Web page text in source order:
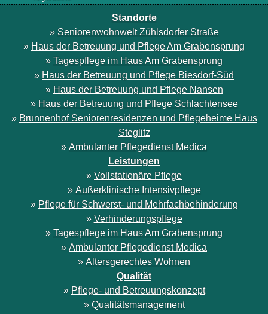
Standorte
» Seniorenwohnwelt Zühlsdorfer Straße
» Haus der Betreuung und Pflege Am Grabensprung
» Tagespflege im Haus Am Grabensprung
» Haus der Betreuung und Pflege Biesdorf-Süd
» Haus der Betreuung und Pflege Nansen
» Haus der Betreuung und Pflege Schlachtensee
» Brunnenhof Seniorenresidenzen und Pflegeheime Haus
Steglitz
» Ambulanter Pflegedienst Medica
Leistungen
» Vollstationäre Pflege
» Außerklinische Intensivpflege
» Pflege für Schwerst- und Mehrfachbehinderung
» Verhinderungspflege
» Tagespflege im Haus Am Grabensprung
» Ambulanter Pflegedienst Medica
» Altersgerechtes Wohnen
Qualität
» Pflege- und Betreuungskonzept
» Qualitätsmanagement